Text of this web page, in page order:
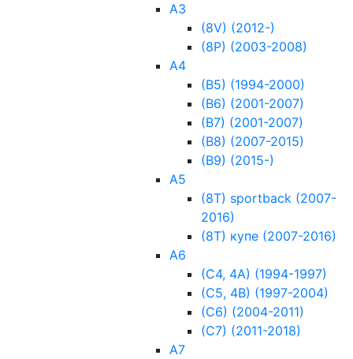
A3
(8V) (2012-)
(8Р) (2003-2008)
A4
(B5) (1994-2000)
(B6) (2001-2007)
(B7) (2001-2007)
(B8) (2007-2015)
(B9) (2015-)
A5
(8T) sportback (2007-
2016)
(8T) купе (2007-2016)
A6
(C4, 4A) (1994-1997)
(C5, 4B) (1997-2004)
(C6) (2004-2011)
(C7) (2011-2018)
A7